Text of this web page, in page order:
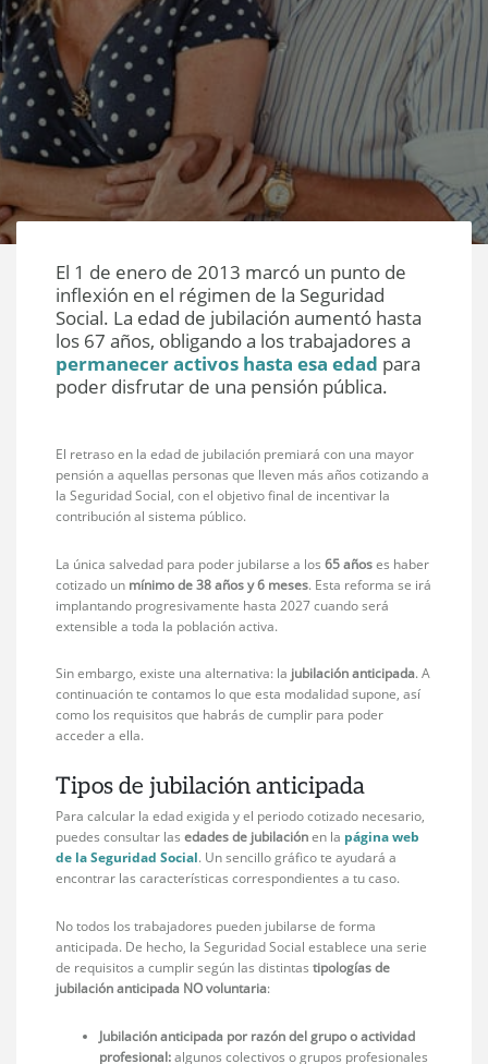
El 1 de enero de 2013 marcó un punto de
inflexión en el régimen de la Seguridad
Social. La edad de jubilación aumentó hasta
los 67 años, obligando a los trabajadores a
permanecer activos hasta esa edad para
poder disfrutar de una pensión pública.
El retraso en la edad de jubilación premiará con una mayor
pensión a aquellas personas que lleven más años cotizando a
la Seguridad Social, con el objetivo final de incentivar la
contribución al sistema público.
La única salvedad para poder jubilarse a los65 añoses haber
cotizado un mínimo de 38 años y 6 meses. Esta reforma se irá
implantando progresivamente hasta 2027 cuando será
extensible a toda la población activa.
Sin embargo, existe una alternativa: la jubilación anticipada. A
continuación te contamos lo que esta modalidad supone, así
como los requisitos que habrás de cumplir para poder
acceder a ella.
Tipos de jubilación anticipada
Para calcular la edad exigida y el periodo cotizado necesario,
puedes consultar lasedades de jubilaciónen la página web
de la Seguridad Social. Un sencillo gráfico te ayudará a
encontrar las características correspondientes a tu caso.
No todos los trabajadores pueden jubilarse de forma
anticipada. De hecho, la Seguridad Social establece una serie
de requisitos a cumplir según las distintas tipologías de
jubilación anticipada NO voluntaria:
Jubilación anticipada por razón del grupo o actividad
profesional:algunos colectivos o grupos profesionales